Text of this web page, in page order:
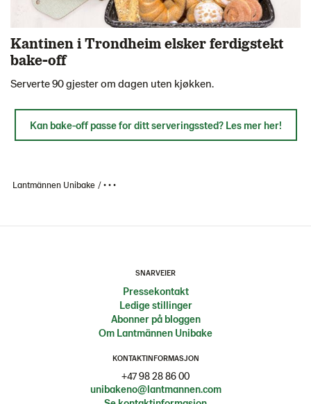
Kantinen i Trondheim elsker ferdigstekt
bake-off
Serverte 90 gjester om dagen uten kjøkken.
Kan bake-off passe for ditt serveringssted? Les mer her!
Lantmännen Unibake • • •
SNARVEIER
Pressekontakt
Ledige stillinger
Abonner på bloggen
Om Lantmännen Unibake
KONTAKTINFORMASJON
+47 98 28 86 00
unibakeno@lantmannen.com